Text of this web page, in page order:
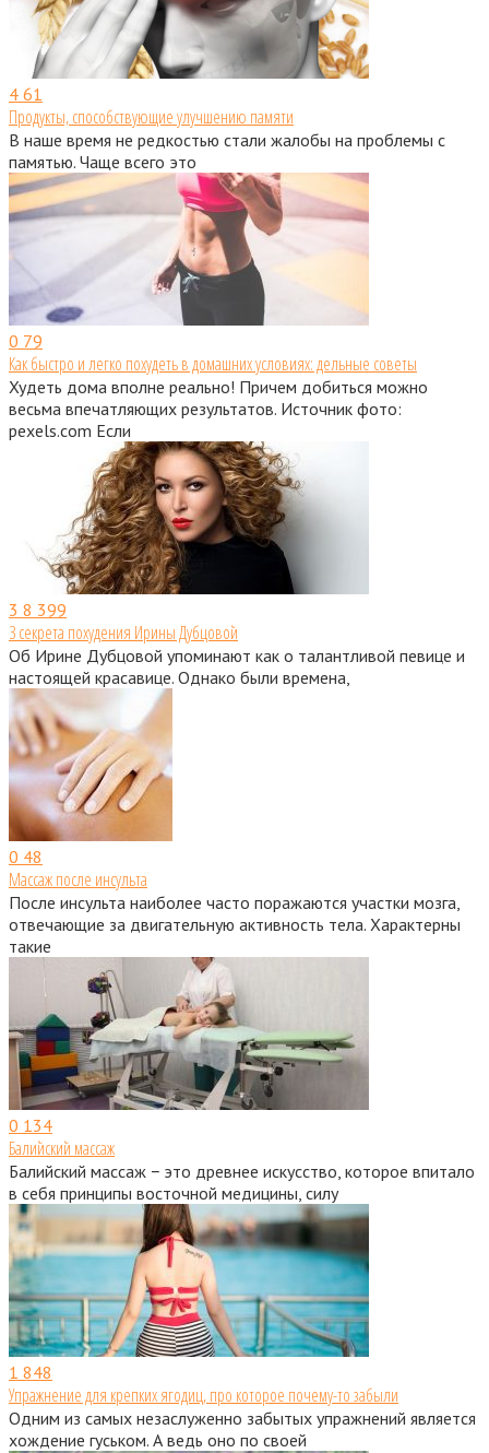
4 61
Продукты, способствующие улучшению памяти
В наше время не редкостью стали жалобы на проблемы с
памятью. Чаще всего это
0 79
Как быстро и легко похудеть в домашних условиях: дельные советы
Худеть дома вполне реально! Причем добиться можно
весьма впечатляющих результатов. Источник фото:
pexels.com Если
3 8 399
3 секрета похудения Ирины Дубцовой
Об Ирине Дубцовой упоминают как о талантливой певице и
настоящей красавице. Однако были времена,
0 48
Массаж после инсульта
После инсульта наиболее часто поражаются участки мозга,
отвечающие за двигательную активность тела. Характерны
такие
0 134
Балийский массаж
Балийский массаж − это древнее искусство, которое впитало
в себя принципы восточной медицины, силу
1 848
Упражнение для крепких ягодиц, про которое почему-то забыли
Одним из самых незаслуженно забытых упражнений является
хождение гуськом. А ведь оно по своей